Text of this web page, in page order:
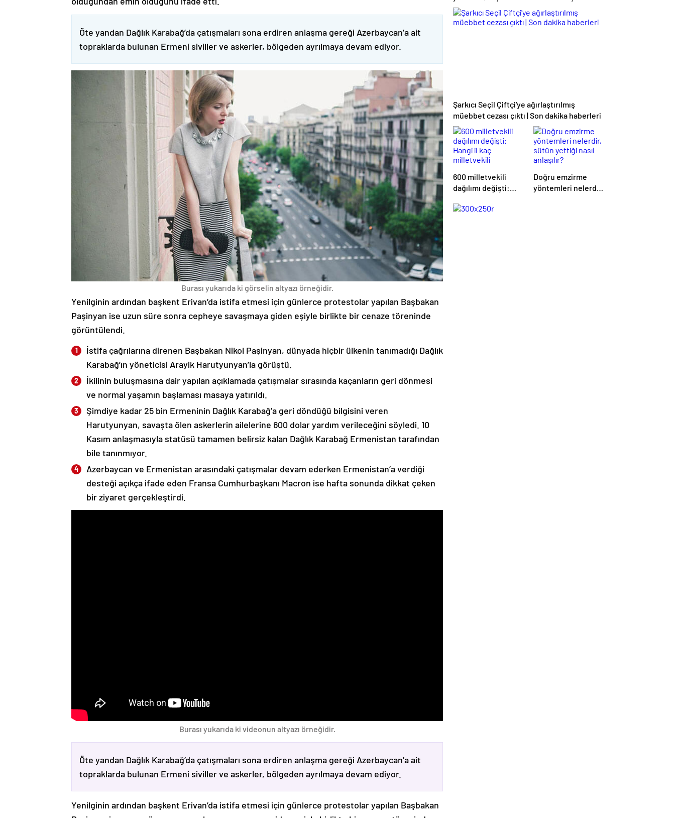
Öte yandan Dağlık Karabağ’da çatışmaları sona erdiren anlaşma gereği Azerbaycan’a ait
topraklarda bulunan Ermeni siviller ve askerler, bölgeden ayrılmaya devam ediyor.
Burası yukarıda ki görselin altyazı örneğidir.
Yenilginin ardından başkent Erivan’da istifa etmesi için günlerce protestolar yapılan Başbakan
Paşinyan ise uzun süre sonra cepheye savaşmaya giden eşiyle birlikte bir cenaze töreninde
görüntülendi.
İstifa çağrılarına direnen Başbakan Nikol Paşinyan, dünyada hiçbir ülkenin tanımadığı Dağlık
Karabağ’ın yöneticisi Arayik Harutyunyan’la görüştü.
İkilinin buluşmasına dair yapılan açıklamada çatışmalar sırasında kaçanların geri dönmesi
ve normal yaşamın başlaması masaya yatırıldı.
Şimdiye kadar 25 bin Ermeninin Dağlık Karabağ’a geri döndüğü bilgisini veren
Harutyunyan, savaşta ölen askerlerin ailelerine 600 dolar yardım verileceğini söyledi. 10
Kasım anlaşmasıyla statüsü tamamen belirsiz kalan Dağlık Karabağ Ermenistan tarafından
bile tanınmıyor.
Azerbaycan ve Ermenistan arasındaki çatışmalar devam ederken Ermenistan’a verdiği
desteği açıkça ifade eden Fransa Cumhurbaşkanı Macron ise hafta sonunda dikkat çeken
bir ziyaret gerçekleştirdi.
Burası yukarıda ki videonun altyazı örneğidir.
Öte yandan Dağlık Karabağ’da çatışmaları sona erdiren anlaşma gereği Azerbaycan’a ait
topraklarda bulunan Ermeni siviller ve askerler, bölgeden ayrılmaya devam ediyor.
Yenilginin ardından başkent Erivan’da istifa etmesi için günlerce protestolar yapılan Başbakan
Oranın gittikçe
düşeceği
Erdoğan'dan
açıklamalar | Son
Şarkıcı Seçil Çiftçi'ye ağırlaştırılmış
müebbet cezası çıktı | Son dakika haberleri
600 milletvekili
dağılımı değişti:
milletvekili
Doğru emzirme
yöntemleri nelerdir,